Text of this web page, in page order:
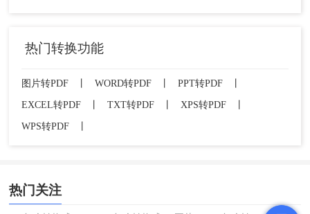
热门转换功能
图片转PDF WORD转PDF PPT转PDF
EXCEL转PDF
TXT转PDF XPS转PDF
WPS转PDF
热门关注